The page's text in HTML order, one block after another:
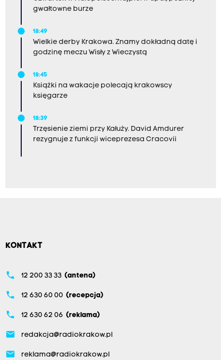
gwałtowne burze
18:49
Wielkie derby Krakowa. Znamy dokładną datę i
godzinę meczu Wisły z Wieczystą
18:45
Książki na wakacje polecają krakowscy
księgarze
18:39
Trzęsienie ziemi przy Kałuży. David Amdurer
rezygnuje z funkcji wiceprezesa Cracovii
KONTAKT
phone 12 200 33 33 (antena)
phone 12 630 60 00 (recepcja)
phone 12 630 62 06 (reklama)
email redakcja@radiokrakow.pl
email reklama@radiokrakow.pl